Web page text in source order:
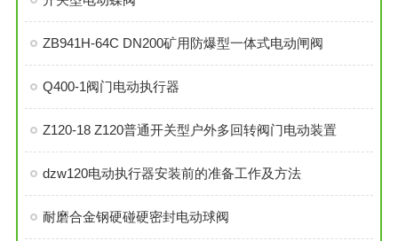
ZB941H-64C DN200矿用防爆型一体式电动闸阀
Q400-1阀门电动执行器
Z120-18 Z120普通开关型户外多回转阀门电动装置
dzw120电动执行器安装前的准备工作及方法
耐磨合金钢硬碰硬密封电动球阀